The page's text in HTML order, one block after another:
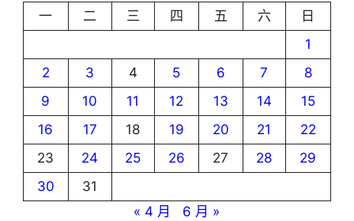
一
二 三 四 五 六
日
1
2
3 4 5 6 7
8
9
10 11 12 13 14
15
16
17 18 19 20 21
22
23
24 25 26 27 28
29
30
31
« 4 月
6 月 »